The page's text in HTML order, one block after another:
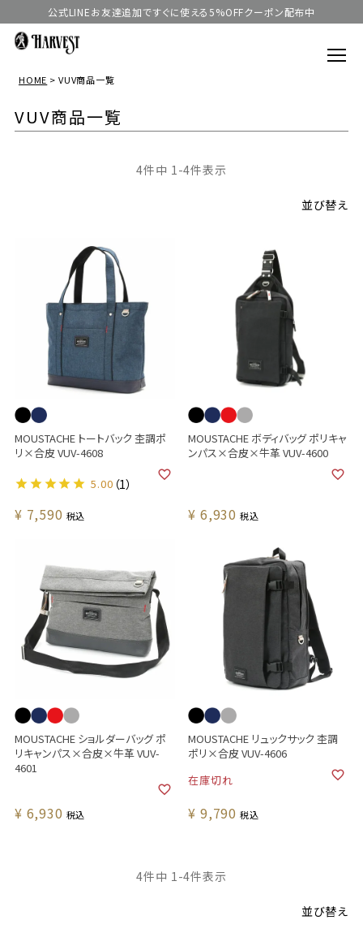
公式LINEお友達追加ですぐに使える5%OFFクーポン配布中
HOME VUV商品一覧
VUV商品一覧
並び替え
4件中 1 -4件表示
MOUSTACHE トートバック 杢調ポ
リ×合皮 VUV-4608
¥ 7,590 税込
5.00 （1）
MOUSTACHE ボディバッグ ポリキャ
ンパス×合皮×牛革 VUV-4600
¥ 6,930 税込
MOUSTACHE ショルダーバッグ ポ
リキャンパス×合皮×牛革 VUV-
4601
¥ 6,930 税込
MOUSTACHE リュックサック 杢調
ポリ×合皮 VUV-4606
在庫切れ
¥ 9,790 税込
並び替え
4件中 1-4件表示